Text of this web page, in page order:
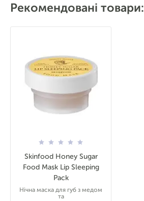
Рекомендовані товари:
Skinfood Honey Sugar
Food Mask Lip Sleeping
Pack
Нічна маска для губ з медом
та